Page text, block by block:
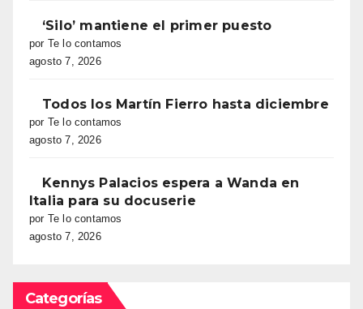
‘Silo’ mantiene el primer puesto
por Te lo contamos
agosto 7, 2026
Todos los Martín Fierro hasta diciembre
por Te lo contamos
agosto 7, 2026
Kennys Palacios espera a Wanda en
Italia para su docuserie
por Te lo contamos
agosto 7, 2026
Categorías